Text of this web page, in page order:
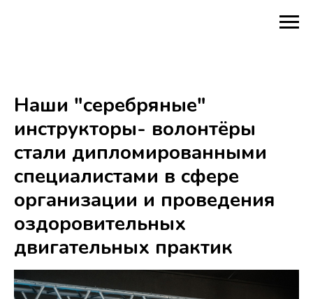
Наши "серебряные"
инструкторы- волонтёры
стали дипломированными
специалистами в сфере
организации и проведения
оздоровительных
двигательных практик